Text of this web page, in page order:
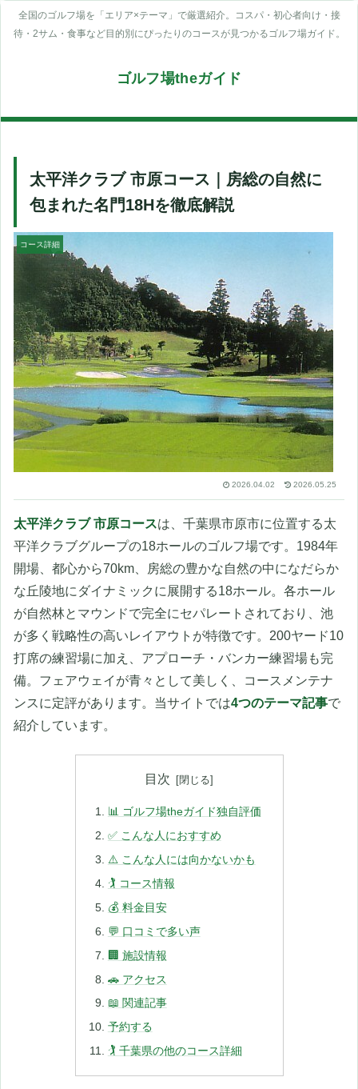
全国のゴルフ場を「エリア×テーマ」で厳選紹介。コスパ・初心者向け・接
待・2サム・食事など目的別にぴったりのコースが見つかるゴルフ場ガイド。
ゴルフ場theガイド
太平洋クラブ 市原コース｜房総の自然に
包まれた名門18Hを徹底解説
コース詳細
2026.04.02 2026.05.25
太平洋クラブ 市原コースは、千葉県市原市に位置する太
平洋クラブグループの18ホールのゴルフ場です。1984年
開場、都心から70km、房総の豊かな自然の中になだらか
な丘陵地にダイナミックに展開する18ホール。各ホール
が自然林とマウンドで完全にセパレートされており、池
が多く戦略性の高いレイアウトが特徴です。200ヤード10
打席の練習場に加え、アプローチ・バンカー練習場も完
備。フェアウェイが青々として美しく、コースメンテナ
ンスに定評があります。当サイトでは4つのテーマ記事で
紹介しています。
目次
📊 ゴルフ場theガイド独自評価
✅ こんな人におすすめ
⚠️ こんな人には向かないかも
🏌️ コース情報
💰 料金目安
💬 口コミで多い声
🏢 施設情報
🚗 アクセス
📖 関連記事
予約する
🏌️ 千葉県の他のコース詳細